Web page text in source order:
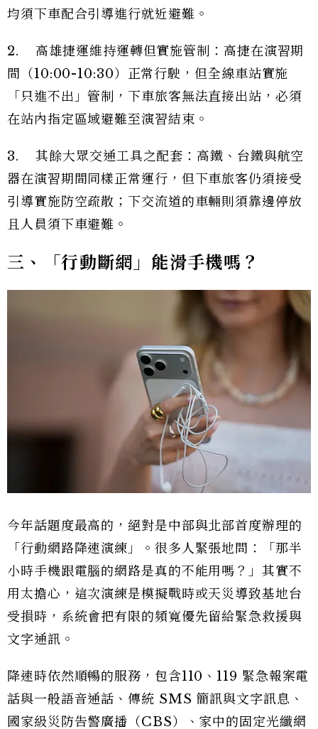
均須下車配合引導進行就近避難。
2. 高雄捷運維持運轉但實施管制：高捷在演習期
間（10:00-10:30）正常行駛，但全線車站實施
「只進不出」管制，下車旅客無法直接出站，必須
在站內指定區域避難至演習結束。
3. 其餘大眾交通工具之配套：高鐵、台鐵與航空
器在演習期間同樣正常運行，但下車旅客仍須接受
引導實施防空疏散；下交流道的車輛則須靠邊停放
且人員須下車避難。
三、「行動斷網」能滑手機嗎？
今年話題度最高的，絕對是中部與北部首度辦理的
「行動網路降速演練」。很多人緊張地問：「那半
小時手機跟電腦的網路是真的不能用嗎？」其實不
用太擔心，這次演練是模擬戰時或天災導致基地台
受損時，系統會把有限的頻寬優先留給緊急救援與
文字通訊。
降速時依然順暢的服務，包含110、119 緊急報案電
話與一般語音通話、傳統 SMS 簡訊與文字訊息、
國家級災防告警廣播（CBS）、家中的固定光纖網